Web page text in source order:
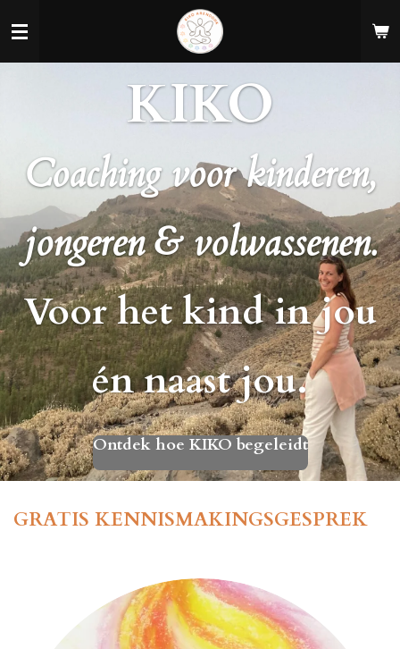
direct
KIKO
Coaching voor kinderen,
jongeren & volwassenen.
Voor het kind in jou
én naast jou.
Ontdek hoe KIKO begeleidt
GRATIS KENNISMAKINGSGESPREK